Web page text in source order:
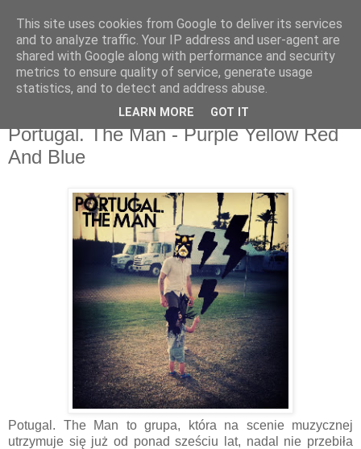
csgmblog
...music that's real...
wtorek, 23 kwietnia 2013
Portugal. The Man - Purple Yellow Red
And Blue
Potugal. The Man to grupa, która na scenie muzycznej
utrzymuje się już od ponad sześciu lat, nadal nie przebiła
This site uses cookies from Google to deliver its services
and to analyze traffic. Your IP address and user-agent are
shared with Google along with performance and security
metrics to ensure quality of service, generate usage
statistics, and to detect and address abuse.
LEARN MORE GOT IT